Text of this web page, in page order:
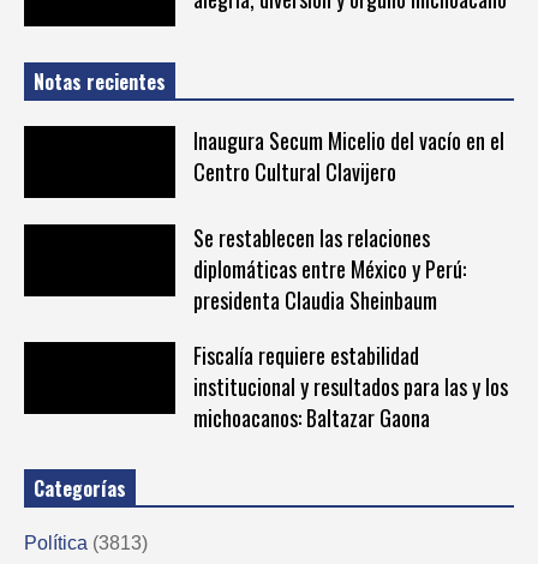
Notas recientes
Inaugura Secum Micelio del vacío en el
Centro Cultural Clavijero
Se restablecen las relaciones
diplomáticas entre México y Perú:
presidenta Claudia Sheinbaum
Fiscalía requiere estabilidad
institucional y resultados para las y los
michoacanos: Baltazar Gaona
Categorías
Política (3813)